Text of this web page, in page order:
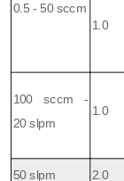
0.5 - 50 sccm
1.0
100 sccm -
20 slpm
1.0
50 slpm 2.0